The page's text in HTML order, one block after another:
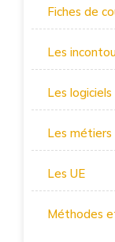
Fiches de
Les
Les
Les
Les UE
Méthodes